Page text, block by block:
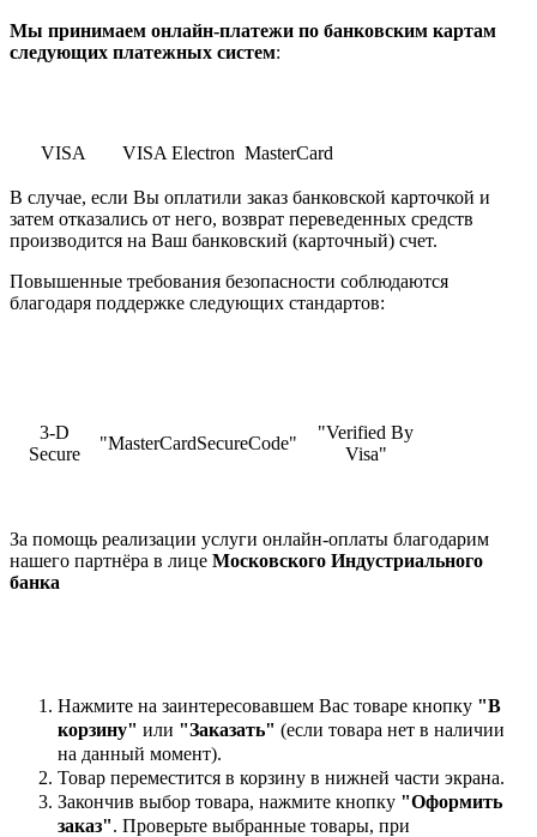
Мы принимаем онлайн-платежи по банковским картам
cледующих платежных систем:
VISA VISA Electron MasterCard
В случае, если Вы оплатили заказ банковской карточкой и
затем отказались от него, возврат переведенных средств
производится на Ваш банковский (карточный) счет.
Повышенные требования безопасности соблюдаются
благодаря поддержке следующих стандартов:
3-D
Secure
"MasterCardSecureCode"
"Verified By
Visa"
За помощь реализации услуги онлайн-оплаты благодарим
нашего партнёра в лице Московского Индустриального
банка
Нажмите на заинтересовавшем Вас товаре кнопку "В
корзину" или "Заказать" (если товара нет в наличии
на данный момент).
Товар переместится в корзину в нижней части экрана.
Закончив выбор товара, нажмите кнопку "Оформить
заказ". Проверьте выбранные товары, при